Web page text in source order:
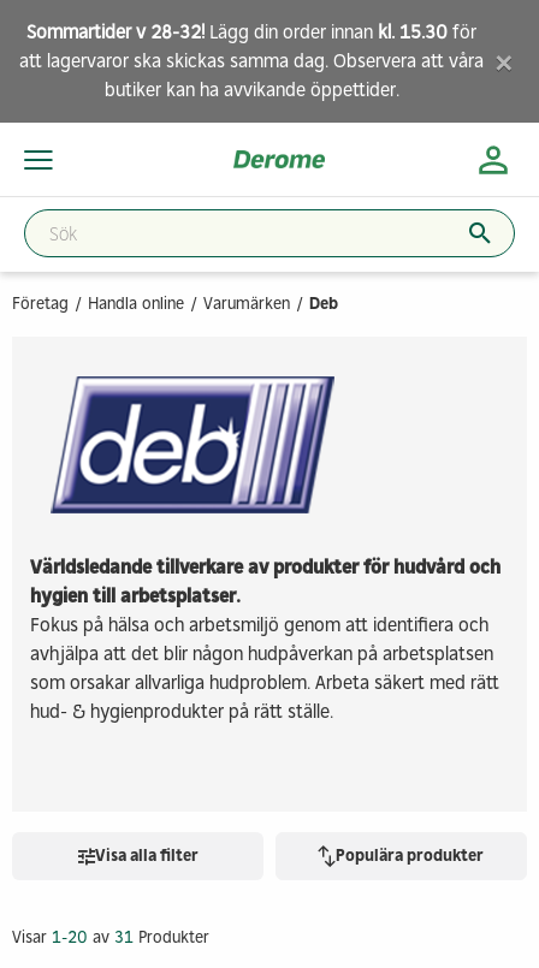
Sommartider v 28-32! Lägg din order innan kl. 15.30 för
att lagervaror ska skickas samma dag. Observera att våra
butikerkan ha avvikande öppettider. ×
Företag Handla online Varumärken Deb
Världsledande tillverkare av produkter för hudvård och
hygien till arbetsplatser.
Fokus på hälsa och arbetsmiljö genom att identifiera och
avhjälpa att det blir någon hudpåverkan på arbetsplatsen
som orsakar allvarliga hudproblem. Arbeta säkert med rätt
hud- & hygienprodukter på rätt ställe.
Visa alla filter Populära produkter
Visar 1-20 av 31 Produkter